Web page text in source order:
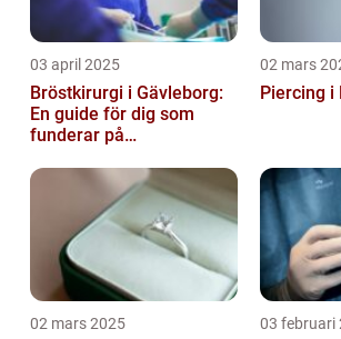
03 april 2025
Bröstkirurgi i Gävleborg:
En guide för dig som
funderar på
02 mars
Piercing i
02 mars 2025 03 februari